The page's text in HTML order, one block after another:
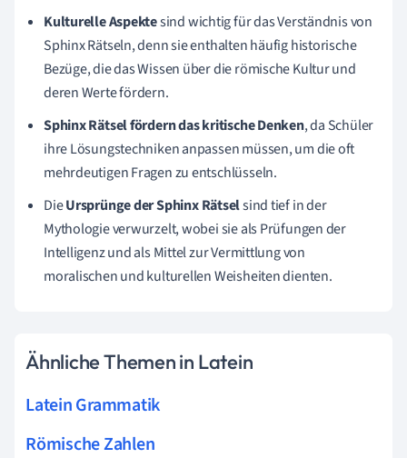
Kulturelle Aspektesind wichtig für das Verständnis von
Sphinx Rätseln, denn sie enthalten häufig historische
Bezüge, die das Wissen über die römische Kultur und
deren Werte fördern.
Sphinx Rätsel fördern das kritische Denken, da Schüler
ihre Lösungstechniken anpassen müssen, um die oft
mehrdeutigen Fragen zu entschlüsseln.
DieUrsprünge der Sphinx Rätselsind tief in der
Mythologie verwurzelt, wobei sie als Prüfungen der
Intelligenz und als Mittel zur Vermittlung von
moralischen und kulturellen Weisheiten dienten.
Ähnliche Themen in Latein
Latein Grammatik
Römische Zahlen